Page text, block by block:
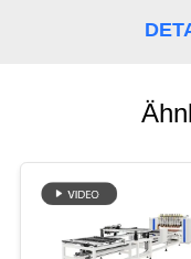
FORDERN
ZITAT